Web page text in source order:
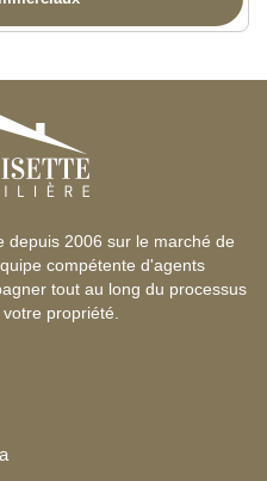
depuis 2006 sur le marché de
compétente d'agents
tout au long du processus
propriété.